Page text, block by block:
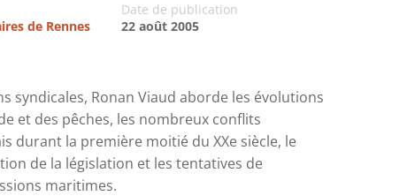
de Rennes
Date de publication
22 août 2005
syndicales, Ronan Viaud aborde les évolutions
et des pêches, les nombreux conﬂits
durant la première moitié du XXe siècle, le
de la législation et les tentatives de
maritimes.